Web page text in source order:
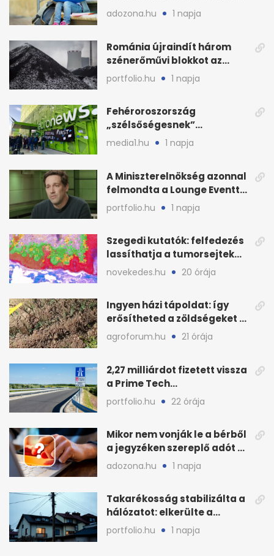
védelmére
adozona.hu 1 napja
Románia újraindít három
szénerőművi blokkot az
áramellátás stabilizálására
portfolio.hu 1 napja
Fehéroroszország
„szélsőségesnek”
minősítette az Euronews
media1.hu 1 napja
A Miniszterelnökség azonnal
felmondta a Lounge Eventtel
kötött szerződést
portfolio.hu 1 napja
Szegedi kutatók: felfedezés
lassíthatja a tumorsejtek
terjedését
novekedes.hu 20 órája
Ingyen házi tápoldat: így
erősítheted a zöldségeket a
hőhullám után
agroforum.hu 21 órája
2,27 milliárdot fizetett vissza
a Prime Tech
Magántőkealap az
államnak
portfolio.hu 22 órája
Mikor nem vonják le a bérből
a jegyzéken szereplő adót és
járulékot?
adozona.hu 1 napja
Takarékosság stabilizálta a
hálózatot: elkerülte a
sötétséget Magyarország
portfolio.hu 1 napja